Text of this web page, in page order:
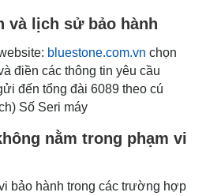
và lịch sử bảo hành
bluestone.com.vn chọn
điền các thông tin yêu cầu
đến tổng đài 6089 theo cú
Số Seri máy
nằm trong phạm vi
bảo hành trong các trường hợp